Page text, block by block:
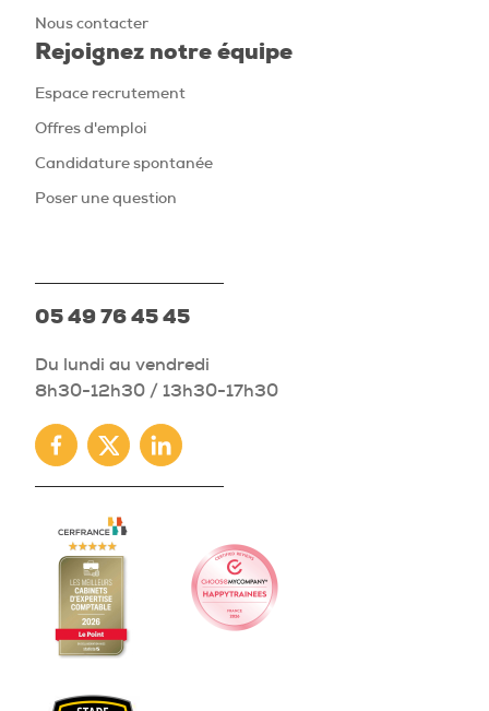
Nous contacter
Rejoignez notre équipe
Espace recrutement
Offres d'emploi
Candidature spontanée
Poser une question
05 49 76 45 45
Du lundi au vendredi
8h30-12h30 / 13h30-17h30
Facebook
TwitterLinkedin